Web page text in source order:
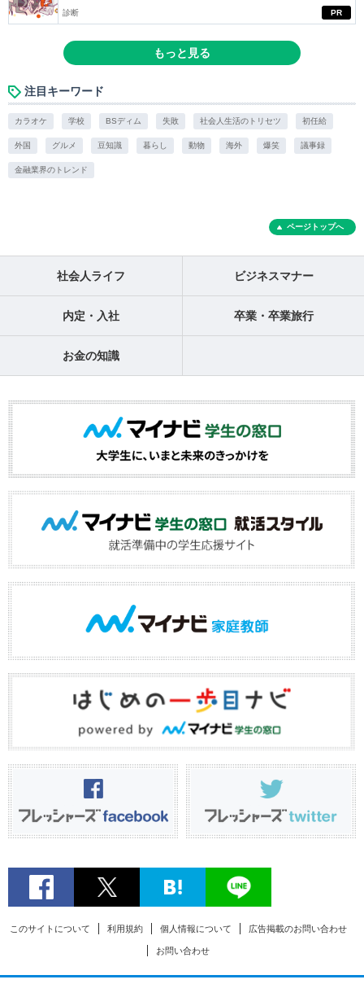
PR
診断
もっと見る
注目キーワード
カラオケ 学校 BSディム 失敗 社会人生活のトリセツ 初任給
外国 グルメ 豆知識 暮らし 動物 海外 爆笑 議事録
金融業界のトレンド
ページトップへ
社会人ライフ ビジネスマナー
内定・入社 卒業・卒業旅行
お金の知識
このサイトについて 利用規約 個人情報について 広告掲載のお問い合わせ
お問い合わせ